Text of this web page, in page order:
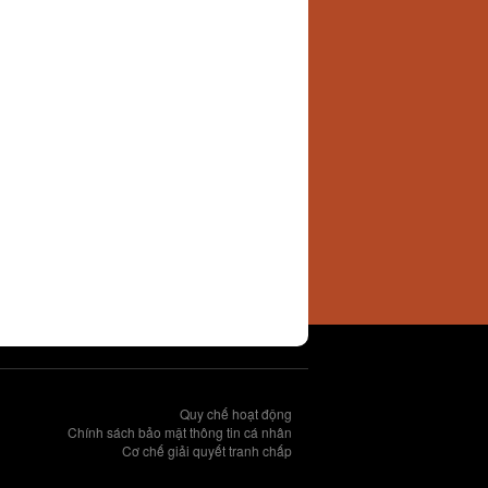
Quy chế hoạt động
Chính sách bảo mật thông tin cá nhân
Cơ chế giải quyết tranh chấp